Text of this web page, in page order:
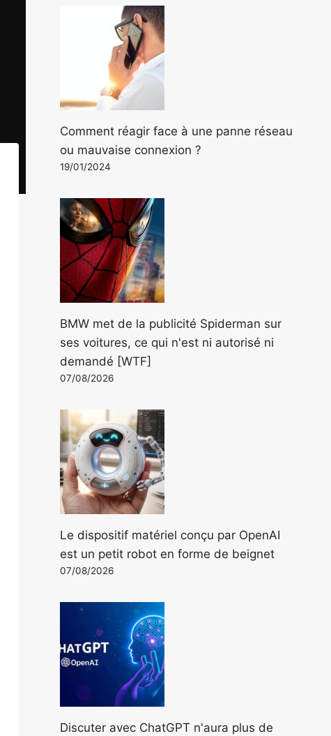
Comment réagir face à une panne réseau
ou mauvaise connexion ?
19/01/2024
BMW met de la publicité Spiderman sur
ses voitures, ce qui n'est ni autorisé ni
demandé [WTF]
07/08/2026
Le dispositif matériel conçu par OpenAI
est un petit robot en forme de beignet
07/08/2026
Discuter avec ChatGPT n'aura plus de